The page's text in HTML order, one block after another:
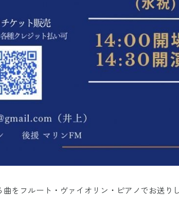
をフルート・ヴァイオリン・ピアノでお送りし